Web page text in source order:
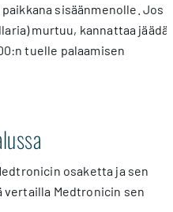
sisäänmenolle. Jos
murtuu, kannattaa jäädä
tuelle palaamisen
osaketta ja sen
Medtronicin sen